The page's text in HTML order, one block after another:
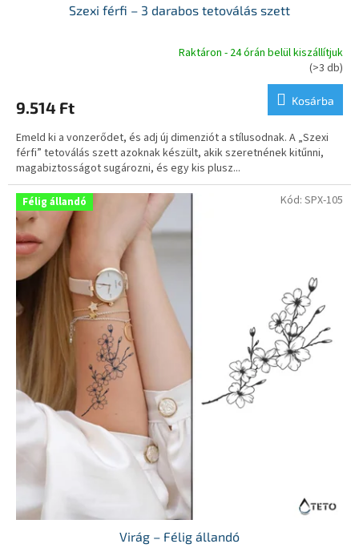
Szexi férfi – 3 darabos tetoválás szett
értékelése
ből
5,0
csillag.
Raktáron - 24 órán belül kiszállítjuk
(>3 db)
9.514 Ft Kosárba
Emeld ki a vonzerődet, és adj új dimenziót a stílusodnak. A „Szexi
férfi” tetoválás szett azoknak készült, akik szeretnének kitűnni,
magabiztosságot sugározni, és egy kis plusz...
Félig állandó
Virág – Félig állandó
Kód: SPX-105